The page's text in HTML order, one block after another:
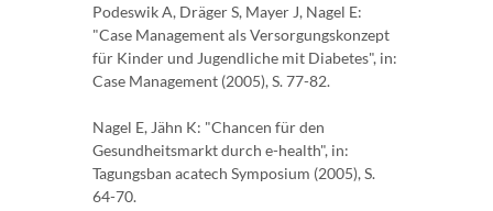
Podeswik A, Dräger S, Mayer J, Nagel E:
"Case Management als Versorgungskonzept
für Kinder und Jugendliche mit Diabetes", in:
Case Management (2005), S. 77-82.
Nagel E, Jähn K: "Chancen für den
Gesundheitsmarkt durch e-health", in:
Tagungsban acatech Symposium (2005), S.
64-70.